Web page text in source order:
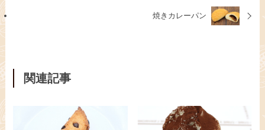
焼きカレーパン
関連記事